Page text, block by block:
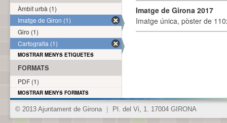
Imatge de Girona 2017
Imatge única, pòster de
Àmbit urbà (1)
Imatge de Giron (1)
Giro (1)
Cartografia (1)
MOSTRAR MENYS ETIQUETES
FORMATS
PDF (1)
MOSTRAR MENYS FORMATS
© 2013 Ajuntament de Girona Pl. del Vi, 1. 17004 GIRONA